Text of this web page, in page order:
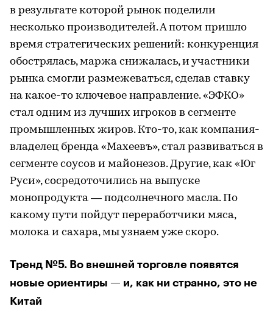
в результате которой рынок поделили
несколько производителей. А потом пришло
время стратегических решений: конкуренция
обострялась, маржа снижалась, и участники
рынка смогли размежеваться, сделав ставку
на какое-то ключевое направление. «ЭФКО»
стал одним из лучших игроков в сегменте
промышленных жиров. Кто-то, как компания-
владелец бренда «Махеевъ», стал развиваться в
сегменте соусов и майонезов. Другие, как «Юг
Руси», сосредоточились на выпуске
монопродукта — подсолнечного масла. По
какому пути пойдут переработчики мяса,
молока и сахара, мы узнаем уже скоро.
Тренд №5. Во внешней торговле появятся
новые ориентиры — и, как ни странно, это не
Китай